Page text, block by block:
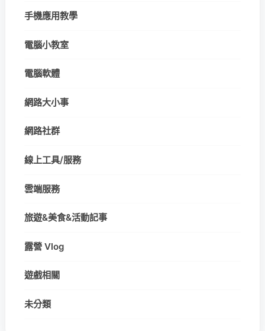
手機應用教學
電腦小教室
電腦軟體
網路大小事
網路社群
線上工具/服務
雲端服務
旅遊&美食&活動記事
露營 Vlog
遊戲相關
未分類